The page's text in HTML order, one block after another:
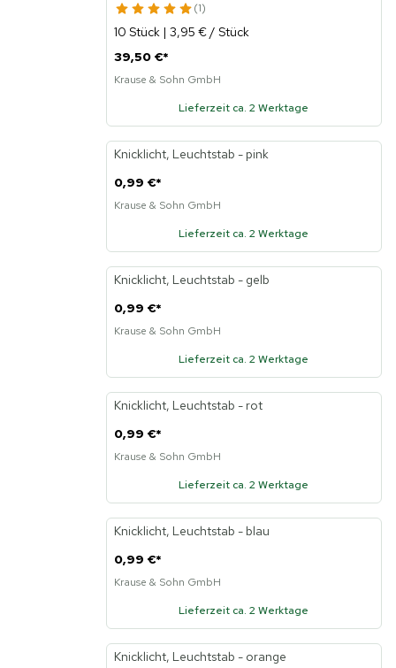
1
10 Stück | 3,95 € / Stück
39,50 €*
Krause & Sohn GmbH
Lieferzeit ca. 2 Werktage
Knicklicht, Leuchtstab - pink
0,99 €*
Krause & Sohn GmbH
Lieferzeit ca. 2 Werktage
Knicklicht, Leuchtstab - gelb
0,99 €*
Krause & Sohn GmbH
Lieferzeit ca. 2 Werktage
Knicklicht, Leuchtstab - rot
0,99 €*
Krause & Sohn GmbH
Lieferzeit ca. 2 Werktage
Knicklicht, Leuchtstab - blau
0,99 €*
Krause & Sohn GmbH
Lieferzeit ca. 2 Werktage
Knicklicht, Leuchtstab - orange